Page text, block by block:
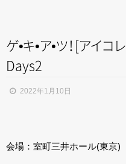
MOVIE
AUDITION
STORE
ゲ•キ•ア•ツ！ アイコ レ
Days2
2022年1月10日
会場：室町三井ホール(東京)